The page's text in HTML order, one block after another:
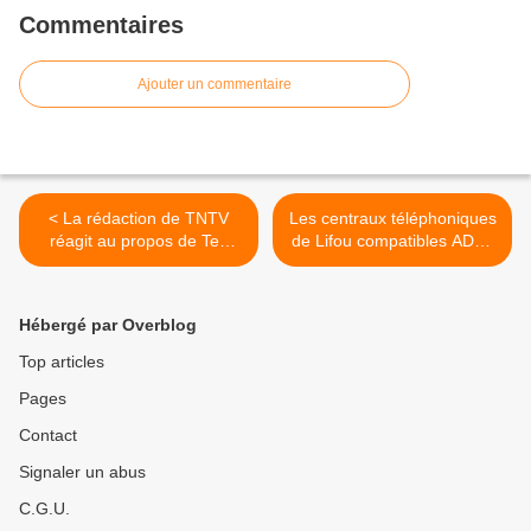
Commentaires
Ajouter un commentaire
< La rédaction de TNTV
réagit au propos de Tea
Hirshon
Les centraux téléphoniques
de Lifou compatibles ADSL
Max >
Hébergé par Overblog
Top articles
Pages
Contact
Signaler un abus
C.G.U.